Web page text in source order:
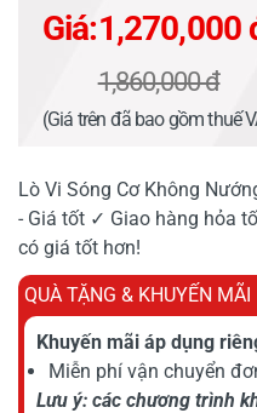
Giá:1,270,000
1,860,000 đ
(Giá trên đã bao gồm thuế
Lò Vi Sóng Cơ Không
- Giá tốt ✓ Giao hàng hỏa
có giá tốt hơn!
QUÀ TẶNG & KHUYẾN MÃI
Khuyến mãi áp dụng
Miễn phí vận chuyển
Lưu ý: các chương trình